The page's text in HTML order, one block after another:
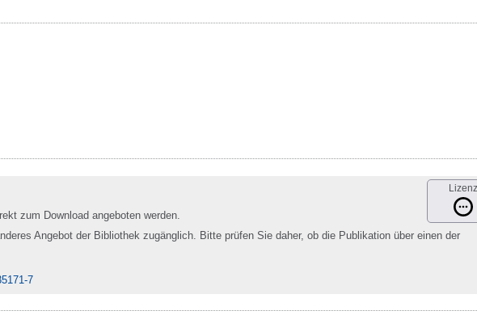
Lizenz
zum Download angeboten werden.
Angebot der Bibliothek zugänglich. Bitte prüfen Sie daher, ob die Publikation über einen der
7